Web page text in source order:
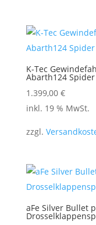
K-Tec
Abarth124 Spider
1.399,00 €
inkl. 19 % MwSt.
zzgl.
aFe Silver Bullet